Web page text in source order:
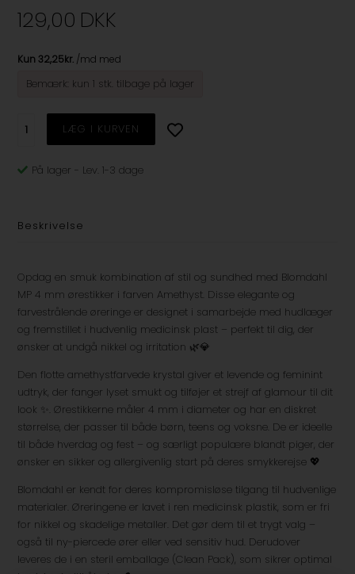
129,00 DKK
Bemærk: kun 1 stk. tilbage på lager
På lager- Lev. 1-3 dage
Beskrivelse
Opdag en smuk kombination af stil og sundhed med Blomdahl
MP 4 mm ørestikker i farven Amethyst. Disse elegante og
farvestrålende øreringe er designet i samarbejde med hudlæger
og fremstillet i hudvenlig medicinsk plast – perfekt til dig, der
ønsker at undgå nikkel og irritation 🌿💎
Den flotte amethystfarvede krystal giver et levende og feminint
udtryk, der fanger lyset smukt og tilføjer et strejf af glamour til dit
look ✨. Ørestikkerne måler 4 mm i diameter og har en diskret
størrelse, der passer til både børn, teens og voksne. De er ideelle
til både hverdag og fest – og særligt populære blandt piger, der
ønsker en sikker og allergivenlig start på deres smykkerejse 💖
Blomdahl er kendt for deres kompromisløse tilgang til hudvenlige
materialer. Øreringene er lavet i ren medicinsk plastik, som er fri
for nikkel og skadelige metaller. Det gør dem til et trygt valg –
også til ny-piercede ører eller ved sensitiv hud. Derudover
leveres de i en steril emballage (Clean Pack), som sikrer optimal